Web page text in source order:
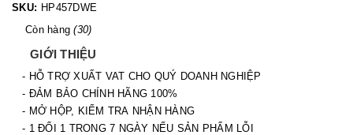
SKU: HP457DWE
Còn hàng(30)
GIỚI THIỆU
- HỖ TRỢ XUẤT VAT CHO QUÝ DOANH NGHIỆP
- ĐẢM BẢO CHÍNH HÃNG 100%
- MỞ HỘP, KIỂM TRA NHẬN HÀNG
- 1 ĐỔI 1 TRONG 7 NGÀY NẾU SẢN PHẨM LỖI